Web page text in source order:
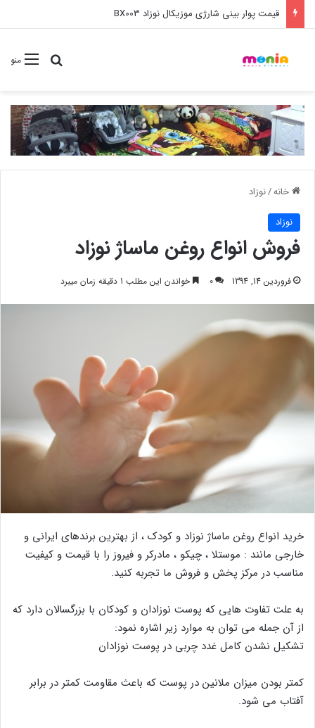
قیمت پوار بینی شارژی موزیکال نوزاد BX003
منوجستجو
خانه/نوزاد
نوزاد
فروش انواع روغن ماساژ نوزاد
فروردین 14, 1394 0 خواندن این مطلب 1 دقیقه زمان میبرد
خرید انواع روغن ماساژ نوزاد و کودک ، از بهترین برندهای ایرانی و
خارجی مانند : موستلا ، چیکو ، مادرکر و فیروز را با قیمت و کیفیت
مناسب در مرکز پخش و فروش ما تجربه کنید.
به علت تفاوت هایی که پوست نوزادان و کودکان با بزرگسالان دارد که
از آن جمله می توان به موارد زیر اشاره نمود:
تشکیل نشدن کامل غدد چربی در پوست نوزادان
کمتر بودن میزان ملانین در پوست که باعث مقاومت کمتر در برابر
آفتاب می شود.